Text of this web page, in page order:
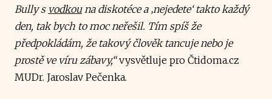
Bully s vodkouna diskotéce a ‚nejedete‘ takto každý
den, tak bych to moc neřešil. Tím spíš že
předpokládám, že takový člověk tancuje nebo je
prostě ve víru zábavy,“vysvětluje pro Čtidoma.cz
MUDr. Jaroslav Pečenka.